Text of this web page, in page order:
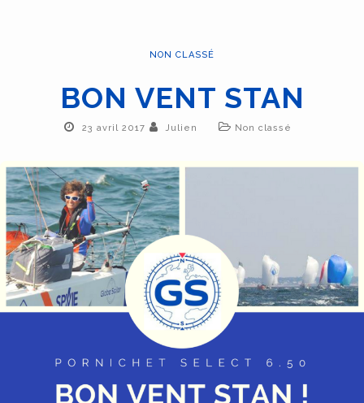
NON CLASSÉ
BON VENT STAN
23 avril 2017 Julien Non classé